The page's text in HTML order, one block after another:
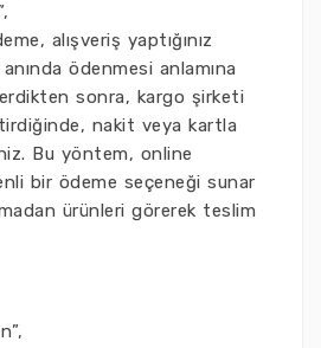
alışveriş yaptığınız
ödenmesi anlamına
sonra, kargo şirketi
nakit veya kartla
Bu yöntem, online
bir ödeme seçeneği sunar
ürünleri görerek teslim